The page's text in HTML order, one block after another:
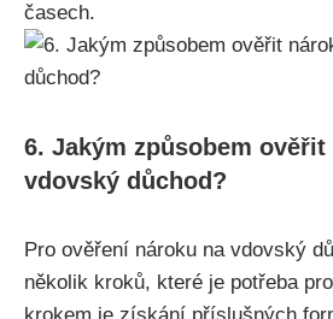
časech.
6. Jakým způsobem ověřit
vdovský důchod?
Pro ověření nároku na vdovský
několik kroků, které je potřeba